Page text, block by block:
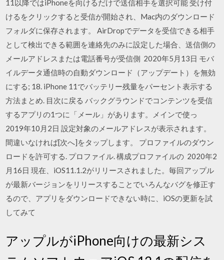
11以降ではiPhoneを向けるだけで送信相手を選択可能 受け付
けるをクリックすると受信が開始され、Mac内のダウンロード
フォルダに保存されます。 AirDropでデータを受信できる相手
として検出できる範囲を連絡先のみに設定した場合、送信側の
メールアドレスまたは電話番号が受信側 2020年5月13日 モバ
イルデータ通信時の自動ダウンロード（アップデート）を無効
にする; 18. iPhone 11でバッテリー残量をパーセント表示する
方法まとめ. 目次に戻る バックグラウンドでコンテンツを受信
するアプリの1つに「メール」があります。メインで使っ
2019年10月2日 設定対象のメールアドレスが表示されます。
間違いなければ[次へ]をタップします。 プロファイルのダウン
ロードを許可する. プロファイル. 構成プロファイルの 2020年2
月16日 現在、iOS11.1.2がリリースされました。毎回アップル
が最新バージョンをリリースすることでいろんなバグを修正す
るので、アプリをダウンロードできない時に、iOSの更新を試
してみて
アップルがiPhone向けの最新シス